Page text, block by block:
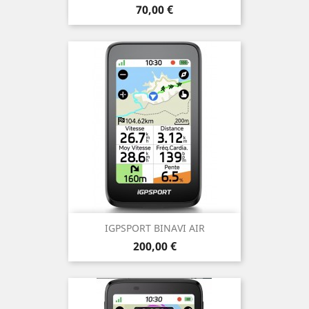
Prix
70,00 €
IGPSPORT BINAVI AIR
Prix
200,00 €